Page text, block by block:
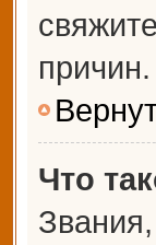
причин.
Что